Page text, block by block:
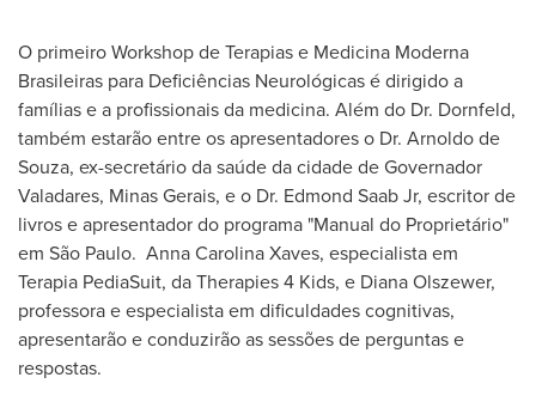
O primeiro Workshop de Terapias e Medicina Moderna
Brasileiras para Deficiências Neurológicas é dirigido a
famílias e a profissionais da medicina. Além do Dr. Dornfeld,
também estarão entre os apresentadores o Dr. Arnoldo de
Souza, ex-secretário da saúde da cidade de Governador
Valadares, Minas Gerais, e o Dr. Edmond Saab Jr, escritor de
livros e apresentador do programa "Manual do Proprietário"
em São Paulo. Anna Carolina Xaves, especialista em
Terapia PediaSuit, da Therapies 4 Kids, e Diana Olszewer,
professora e especialista em dificuldades cognitivas,
apresentarão e conduzirão as sessões de perguntas e
respostas.